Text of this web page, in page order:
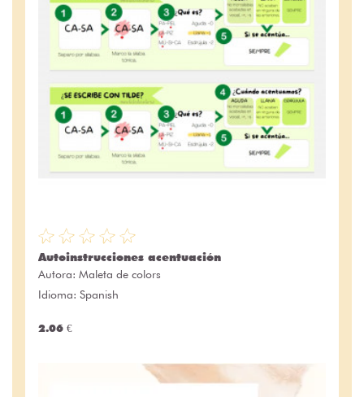
Autoinstrucciones acentuación
Autora: Maleta de colors
Idioma: Spanish
2.06 €